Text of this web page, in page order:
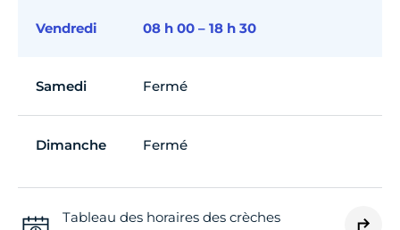
Vendredi 08 h 00 – 18 h 30
Samedi Fermé
Dimanche Fermé
Tableau des horaires des crèches